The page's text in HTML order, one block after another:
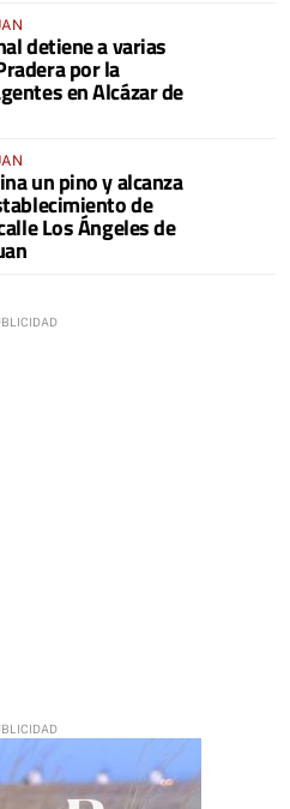
detiene a varias
por la
en Alcázar de
un pino y alcanza
de
Los Ángeles de